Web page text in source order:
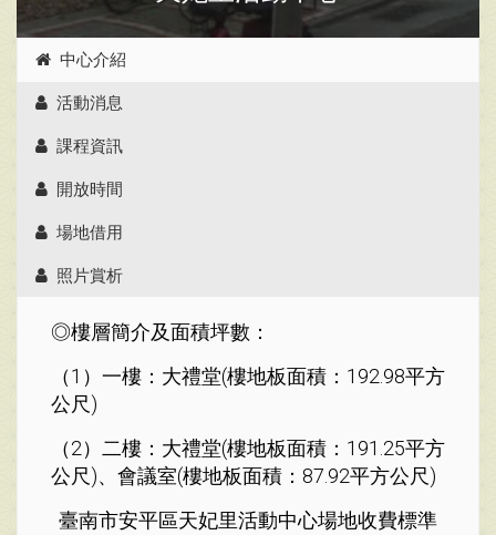
中心介紹
活動消息
課程資訊
開放時間
場地借用
照片賞析
◎樓層簡介及面積坪數：
（1）一樓：大禮堂(樓地板面積：192.98平方
公尺)
（2）二樓：大禮堂(樓地板面積：191.25平方
公尺)、會議室(樓地板面積：87.92平方公尺)
臺南市安平區天妃里活動中心場地收費標準